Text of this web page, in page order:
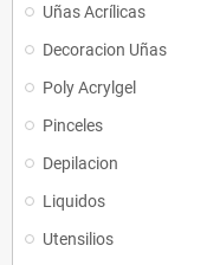
Uñas Acrílicas
Decoracion Uñas
Poly Acrylgel
Pinceles
Depilacion
Liquidos
Utensilios